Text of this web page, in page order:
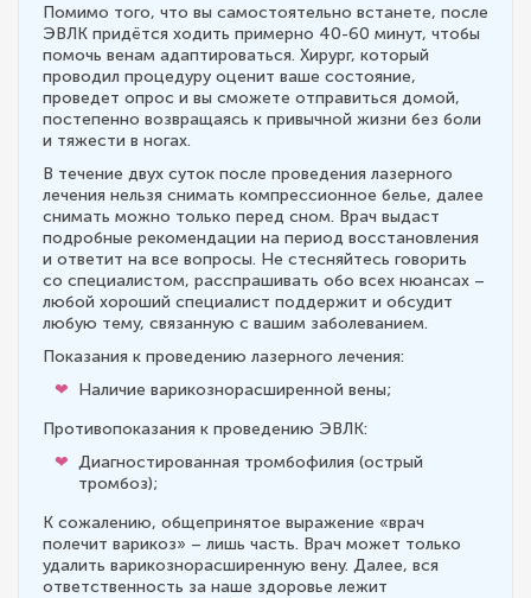
Помимо того, что вы самостоятельно встанете, после
ЭВЛК придётся ходить примерно 40-60 минут, чтобы
помочь венам адаптироваться. Хирург, который
проводил процедуру оценит ваше состояние,
проведет опрос и вы сможете отправиться домой,
постепенно возвращаясь к привычной жизни без боли
и тяжести в ногах.
В течение двух суток после проведения лазерного
лечения нельзя снимать компрессионное белье, далее
снимать можно только перед сном. Врач выдаст
подробные рекомендации на период восстановления
и ответит на все вопросы. Не стесняйтесь говорить
со специалистом, расспрашивать обо всех нюансах –
любой хороший специалист поддержит и обсудит
любую тему, связанную с вашим заболеванием.
Показания к проведению лазерного лечения:
Наличие варикознорасширенной вены;
Противопоказания к проведению ЭВЛК:
Диагностированная тромбофилия (острый
тромбоз);
К сожалению, общепринятое выражение «врач
полечит варикоз» – лишь часть. Врач может только
удалить варикознорасширенную вену. Далее, вся
ответственность за наше здоровье лежит